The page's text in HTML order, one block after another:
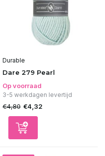
Durable
Dare 279 Pearl
Op voorraad
3-5 werkdagen levertijd
€4,80 €4,32